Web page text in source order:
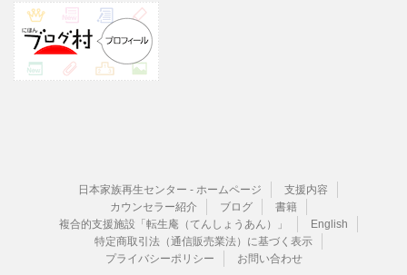
日本家族再生センター - ホームページ
支援内容
カウンセラー紹介
ブログ
書籍
複合的支援施設「転生庵（てんしょうあん）」
English
特定商取引法（通信販売業法）に基づく表示
プライバシーポリシー
お問い合わせ